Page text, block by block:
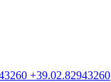
+39.02.82943260